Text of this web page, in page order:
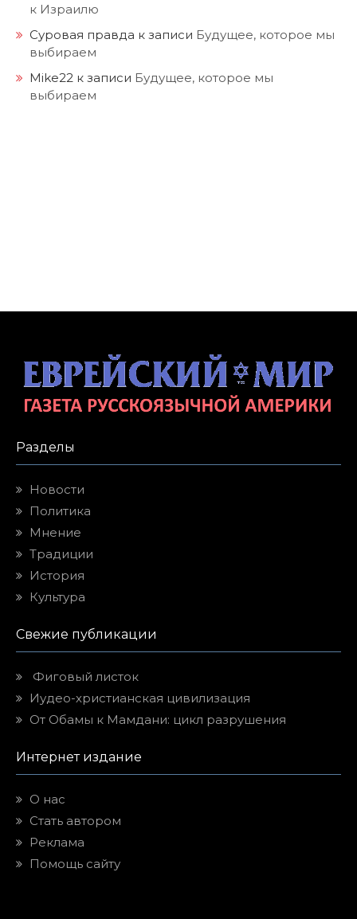
к Израилю
Суровая правда к записи Будущее, которое мы
выбираем
Mike22 к записи Будущее, которое мы
выбираем
Разделы
Новости
Политика
Мнение
Традиции
История
Культура
Свежие публикации
Фиговый листок
Иудео-христианская цивилизация
От Обамы к Мамдани: цикл разрушения
Интернет издание
О нас
Стать автором
Реклама
Помощь сайту